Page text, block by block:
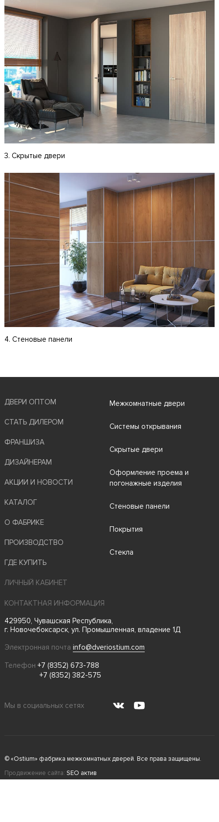
3. Скрытые двери
4. Стеновые панели
ДВЕРИ ОПТОМ
СТАТЬ ДИЛЕРОМ
ФРАНШИЗА
ДИЗАЙНЕРАМ
АКЦИИ И НОВОСТИ
КАТАЛОГ
О ФАБРИКЕ
ПРОИЗВОДСТВО
ГДЕ КУПИТЬ
Межкомнатные двери
Системы открывания
Скрытые двери
Оформление проема и
погонажные изделия
Стеновые панели
Покрытия
Стекла
ЛИЧНЫЙ КАБИНЕТ
КОНТАКТНАЯ ИНФОРМАЦИЯ
429950, Чувашская Республика,
г. Новочебоксарск, ул. Промышленная, владение 1Д
Электронная почта info@dveriostium.com
Телефон +7 (8352) 673-788
+7 (8352) 382-575
Мы в социальных сетях
© «Ostium» фабрика межкомнатных дверей. Все права защищены.
Продвижение сайта: SEO актив